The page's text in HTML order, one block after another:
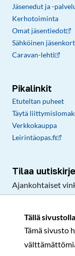
Tällä
Tämä sivusto
Jäsenedut ja -
Kerhotoiminta
Omat jäsentiedot
Sähköinen
Caravan-lehti
Pikalinkit
Etuteltan puheet
Täytä
Verkkokauppa
Leirintäopas.fi
Tilaa
Ajankohtaiset